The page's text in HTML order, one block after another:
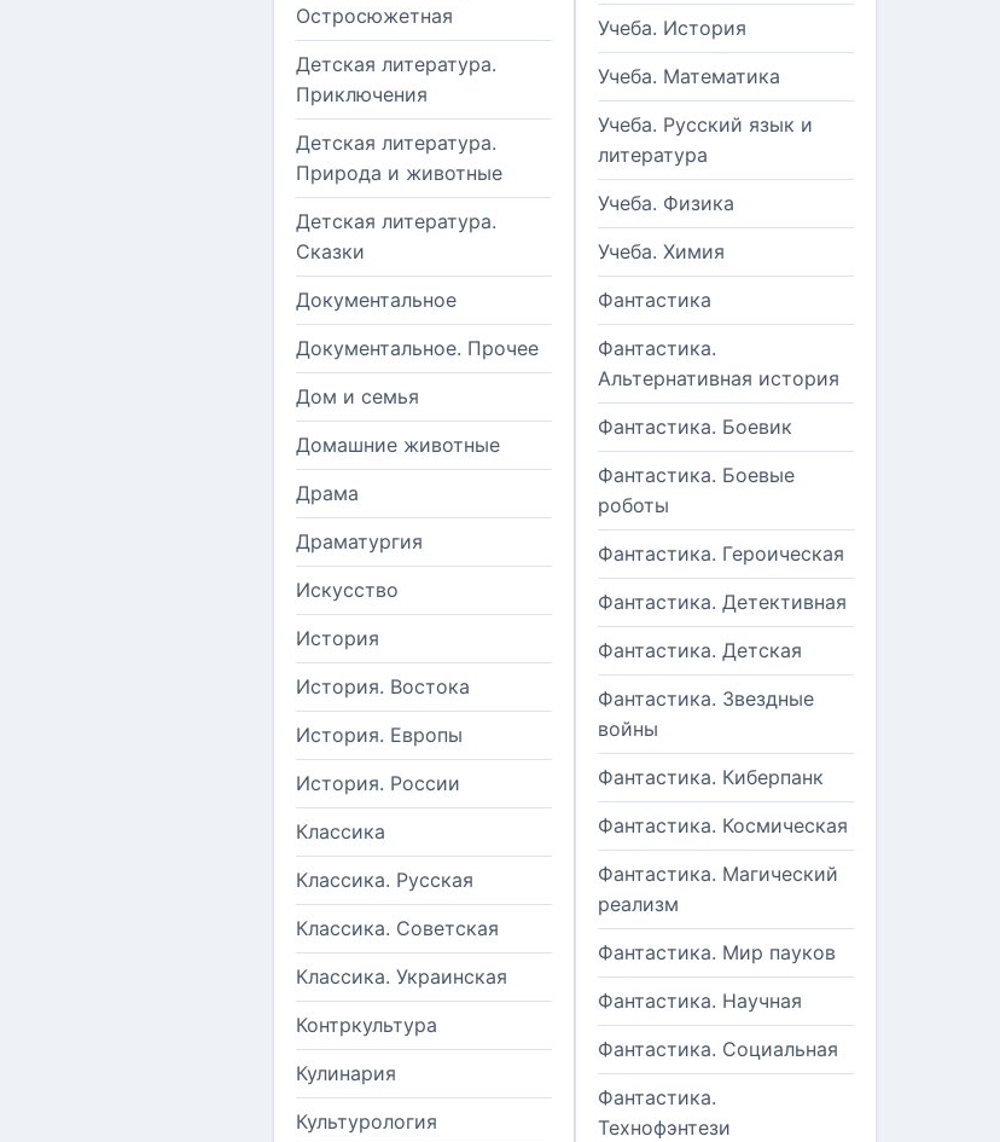
Остросюжетная
Детская литература.
Приключения
Детская литература.
Природа и животные
Детская литература.
Сказки
Документальное
Документальное. Прочее
Дом и семья
Домашние животные
Драма
Драматургия
Искусство
История
История. Востока
История. Европы
История. России
Классика
Классика. Русская
Классика. Советская
Классика. Украинская
Контркультура
Кулинария
Культурология
Учеба. История
Учеба. Математика
Учеба. Русский язык и
литература
Учеба. Физика
Учеба. Химия
Фантастика
Фантастика.
Альтернативная история
Фантастика. Боевик
Фантастика. Боевые
роботы
Фантастика. Героическая
Фантастика. Детективная
Фантастика. Детская
Фантастика. Звездные
войны
Фантастика. Киберпанк
Фантастика. Космическая
Фантастика. Магический
реализм
Фантастика. Мир пауков
Фантастика. Научная
Фантастика. Социальная
Фантастика.
Технофэнтези